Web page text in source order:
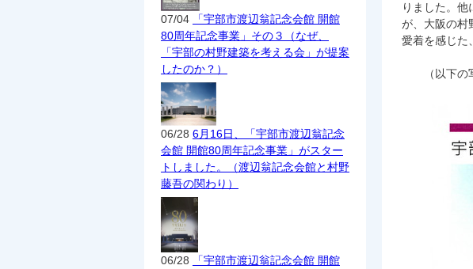
07/04
「宇部市渡辺翁記念会館 開館
80周年記念事業」その３（なぜ、
「宇部の村野建築を考える会」が提案
したのか？）
06/28 6月16日、「宇部市渡辺翁記念
会館 開館80周年記念事業」がスター
トしました。（渡辺翁記念会館と村野
藤吾の関わり）
06/28
「宇部市渡辺翁記念会館 開館
りました。
が、大阪の村
愛着を感じた
（以下の写